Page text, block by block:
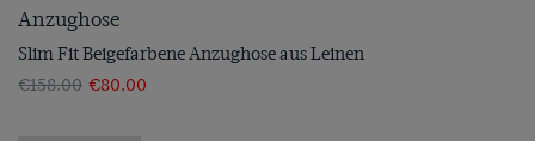
Anzughose
Slim Fit Beigefarbene Anzughose aus Leinen
€158.00 €80.00